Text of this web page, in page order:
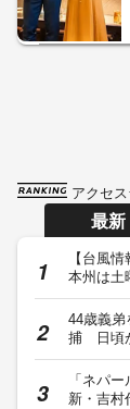
アクセ
最新
【台風
本州は
44歳義
捕 日頃
「ネパ
新・吉